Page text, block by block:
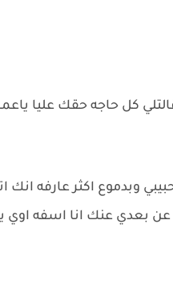
كل حاجه حقك عليا
وبدموع اكثر
عن بعدي عنك انا اسفه اوي